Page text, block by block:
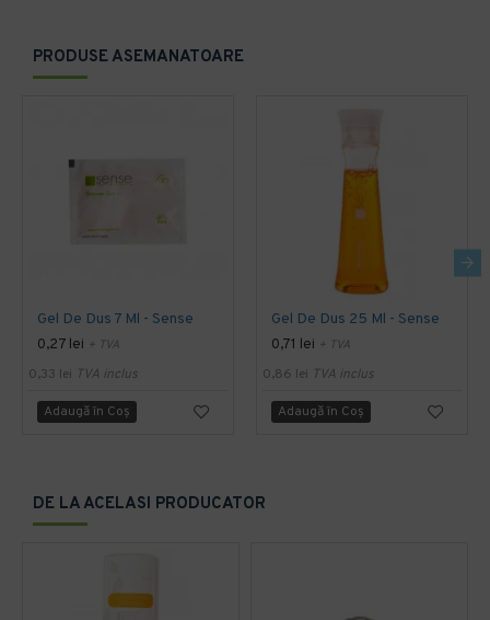
PRODUSE ASEMANATOARE
Gel De Dus 7 Ml - Sense
0,27 lei + TVA
0,33 lei TVA inclus
Adaugă în Coş
Gel De Dus 25 Ml - Sense
0,71 lei + TVA
0,86 lei TVA inclus
Adaugă în Coş
DE LA ACELASI PRODUCATOR